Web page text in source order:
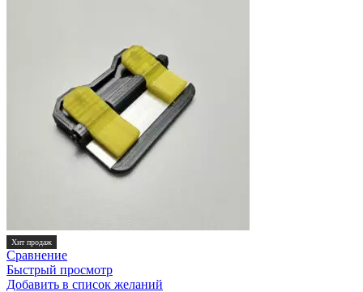
Хит продаж
Сравнение
Быстрый просмотр
Добавить в список желаний